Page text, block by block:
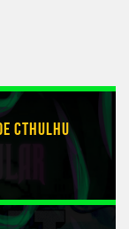
CTHULHU